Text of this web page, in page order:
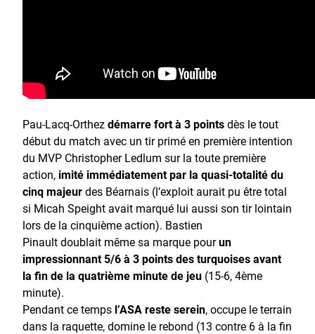
Pau-Lacq-Orthezdémarre fort à 3 pointsdès le tout
début du match avec un tir primé en première intention
du MVP Christopher Ledlum sur la toute première
action, imité immédiatement par la quasi-totalité du
cinq majeurdes Béarnais (l’exploit aurait pu être total
si Micah Speight avait marqué lui aussi son tir lointain
lors de la cinquième action). Bastien
Pinault doublait même sa marque pourun
impressionnant 5/6 à 3 points des turquoises avant
la fin de la quatrième minute de jeu (15-6, 4ème
minute).
Pendant ce temps l’ASA reste serein, occupe le terrain
dans la raquette, domine le rebond (13 contre 6 à la fin